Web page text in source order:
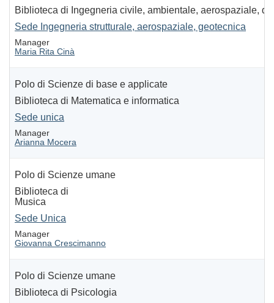
Biblioteca di Ingegneria civile, ambientale, aerospaziale,
Sede Ingegneria strutturale, aerospaziale, geotecnica
Manager
Maria Rita Cinà
Polo di Scienze di base e applicate
Biblioteca di Matematica e informatica
Sede unica
Manager
Arianna Mocera
Polo di Scienze umane
Biblioteca di
Musica
Sede Unica
Manager
Giovanna Crescimanno
Polo di Scienze umane
Biblioteca di Psicologia